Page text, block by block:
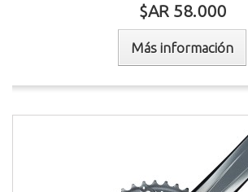
$AR 58.000
Más información